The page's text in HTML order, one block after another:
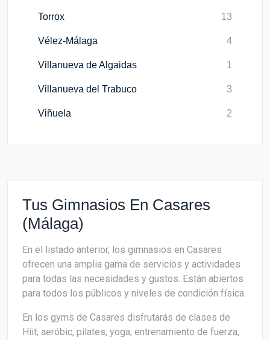
Torrox 13
Vélez-Málaga 4
Villanueva de Algaidas 1
Villanueva del Trabuco 3
Viñuela 2
Tus Gimnasios En Casares
(Málaga)
En el listado anterior, los gimnasios en Casares
ofrecen una amplia gama de servicios y actividades
para todas las necesidades y gustos. Están abiertos
para todos los públicos y niveles de condición física.
En los gyms de Casares disfrutarás de clases de
Hiit, aeróbic, pilates, yoga, entrenamiento de fuerza,